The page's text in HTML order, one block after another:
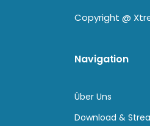
Copyright @
Navigation
Über Uns
Download &